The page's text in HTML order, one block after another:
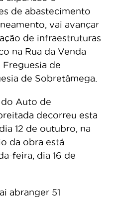
de abastecimento
vai avançar
de infraestruturas
na Rua da Venda
Freguesia de
de Sobretâmega.
do Auto de
decorreu esta
12 de outubro, na
da obra está
feira, dia 16 de
abranger 51